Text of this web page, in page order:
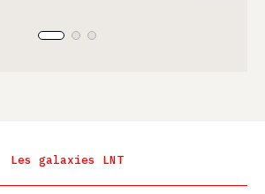
Les galaxies LNT